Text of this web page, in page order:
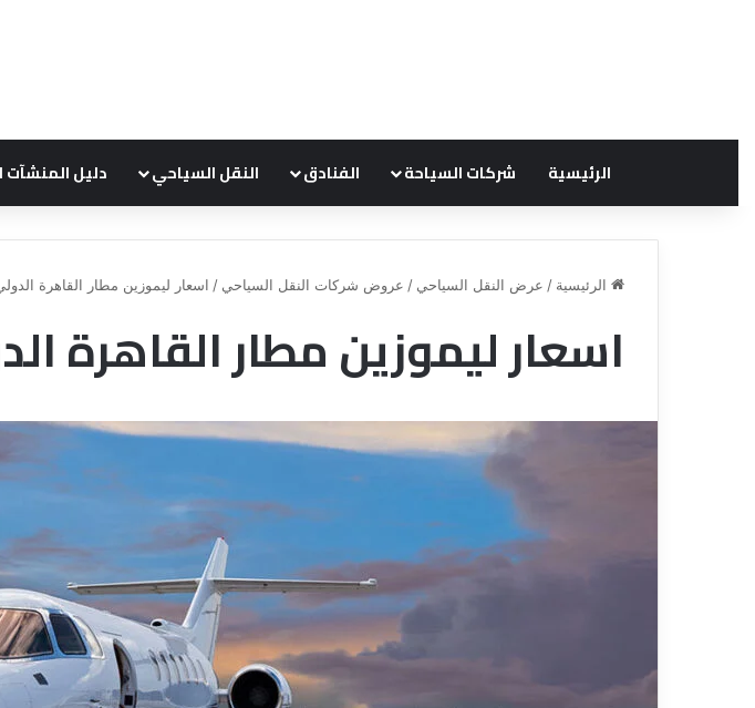
الرئيسية شركات السياحة الفنادق النقل السياحي دليل المنشآت
الرئيسية / عرض النقل السياحي / عروض شركات النقل السياحي / اسعار ليموزين مطار القاهرة
اسعار ليموزين مطار القاهرة
ق
ن
ة
ل
ح
د
قناة للسياحة دوت كوم – عروض
الفنادق
ع
ر
ض
ل
ن
ق
ل
ل
عروض